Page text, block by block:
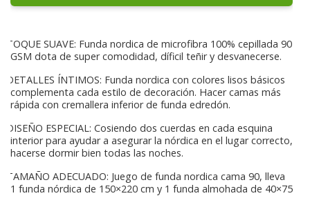
TOQUE SUAVE: Funda nordica de microfibra 100% cepillada 90
GSM dota de super comodidad, díficil teñir y desvanecerse.
DETALLES ÍNTIMOS: Funda nordica con colores lisos básicos
complementa cada estilo de decoración. Hacer camas más
rápida con cremallera inferior de funda edredón.
DISEÑO ESPECIAL: Cosiendo dos cuerdas en cada esquina
interior para ayudar a asegurar la nórdica en el lugar correcto,
hacerse dormir bien todas las noches.
TAMAÑO ADECUADO: Juego de funda nordica cama 90, lleva
1 funda nórdica de 150×220 cm y 1 funda almohada de 40×75